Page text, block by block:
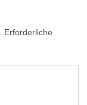
Erforderliche